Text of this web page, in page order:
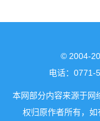
© 2004-
电话：
本网部分内容来源于网
权归原作者所有，如